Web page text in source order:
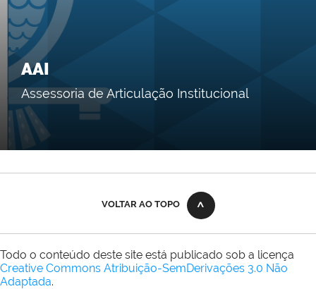
AAI
Assessoria de Articulação Institucional
VOLTAR AO TOPO
Todo o conteúdo deste site está publicado sob a licença
Creative Commons Atribuição-SemDerivações 3.0 Não
Adaptada.